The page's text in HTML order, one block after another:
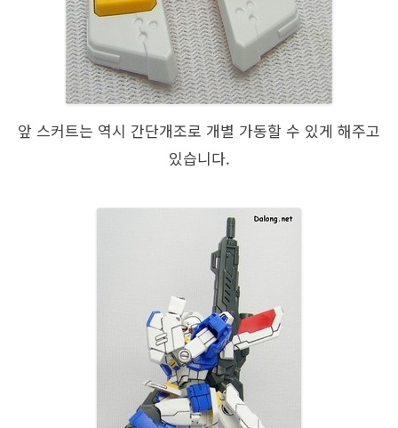
앞 스커트는 역시 간단개조로 개별 가동할 수 있게 해주고
있습니다.